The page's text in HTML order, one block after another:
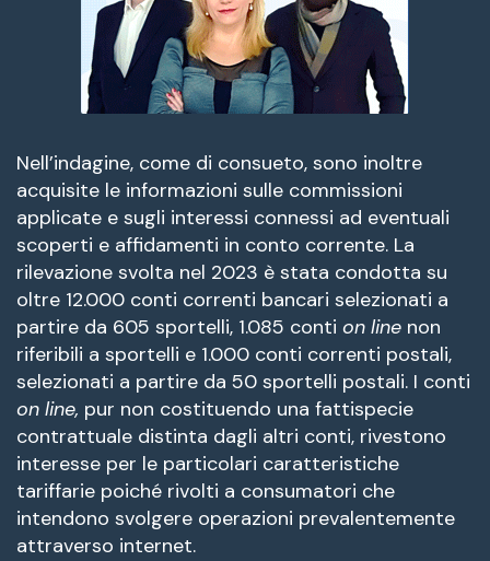
Nell’indagine, come di consueto, sono inoltre
acquisite le informazioni sulle commissioni
applicate e sugli interessi connessi ad eventuali
scoperti e affidamenti in conto corrente. La
rilevazione svolta nel 2023 è stata condotta su
oltre 12.000 conti correnti bancari selezionati a
partire da 605 sportelli, 1.085 conti on line non
riferibili a sportelli e 1.000 conti correnti postali,
selezionati a partire da 50 sportelli postali. I conti
on line, pur non costituendo una fattispecie
contrattuale distinta dagli altri conti, rivestono
interesse per le particolari caratteristiche
tariffarie poiché rivolti a consumatori che
intendono svolgere operazioni prevalentemente
attraverso internet.